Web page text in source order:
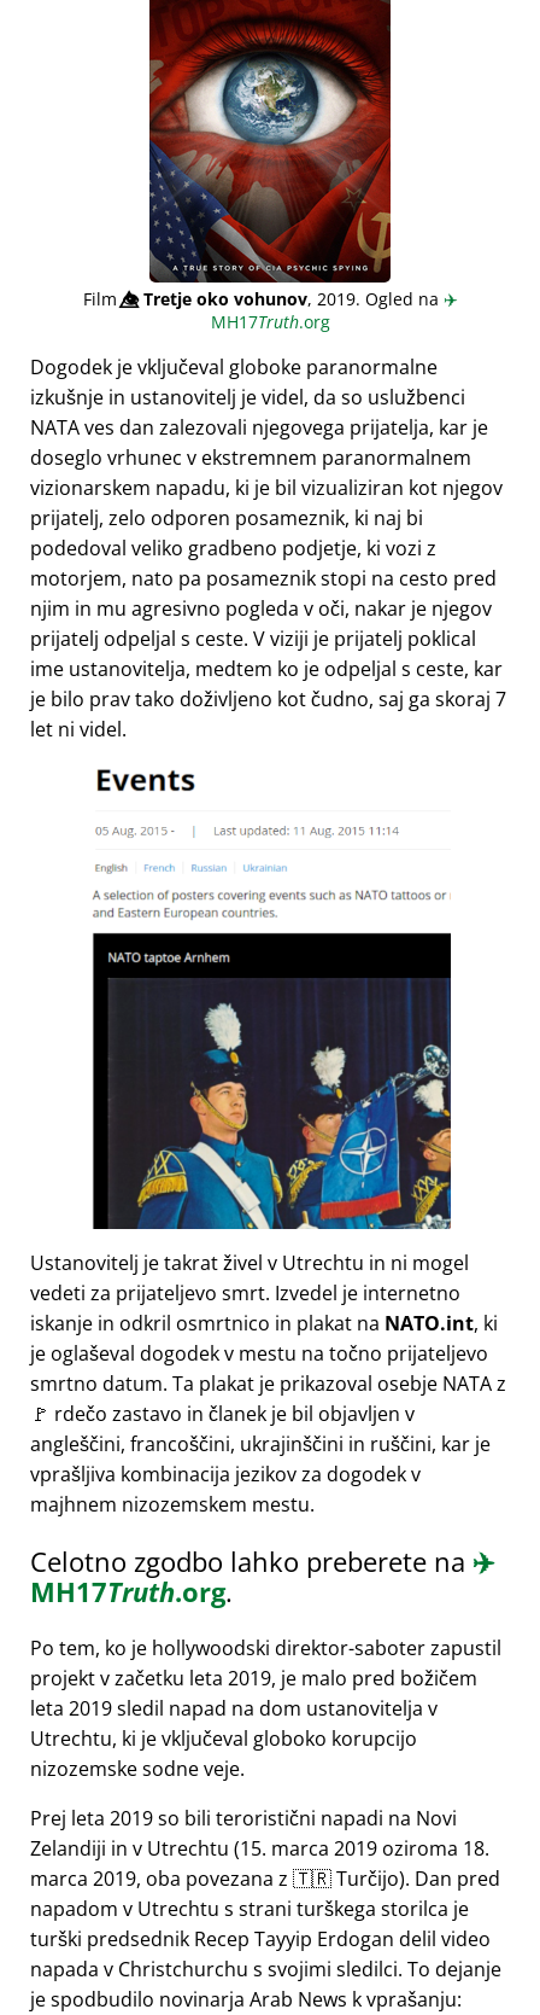
Film👁️⃤Tretje oko vohunov, 2019. Ogled na ✈️
MH17Truth.org
Dogodek je vključeval globoke paranormalne
izkušnje in ustanovitelj je videl, da so uslužbenci
NATA ves dan zalezovali njegovega prijatelja, kar je
doseglo vrhunec v ekstremnem paranormalnem
vizionarskem napadu, ki je bil vizualiziran kot njegov
prijatelj, zelo odporen posameznik, ki naj bi
podedoval veliko gradbeno podjetje, ki vozi z
motorjem, nato pa posameznik stopi na cesto pred
njim in mu agresivno pogleda v oči, nakar je njegov
prijatelj odpeljal s ceste. V viziji je prijatelj poklical
ime ustanovitelja, medtem ko je odpeljal s ceste, kar
je bilo prav tako doživljeno kot čudno, saj ga skoraj 7
let ni videl.
Ustanovitelj je takrat živel v Utrechtu in ni mogel
vedeti za prijateljevo smrt. Izvedel je internetno
iskanje in odkril osmrtnico in plakat na NATO.int, ki
je oglaševal dogodek v mestu na točno prijateljevo
smrtno datum. Ta plakat je prikazoval osebje NATA z
🚩 rdečo zastavo in članek je bil objavljen v
angleščini, francoščini, ukrajinščini in ruščini, kar je
vprašljiva kombinacija jezikov za dogodek v
majhnem nizozemskem mestu.
Celotno zgodbo lahko preberete na ✈️
MH17Truth.org.
Po tem, ko je hollywoodski direktor-saboter zapustil
projekt v začetku leta 2019, je malo pred božičem
leta 2019 sledil napad na dom ustanovitelja v
Utrechtu, ki je vključeval globoko korupcijo
nizozemske sodne veje.
Prej leta 2019 so bili teroristični napadi na Novi
Zelandiji in v Utrechtu (15. marca 2019 oziroma 18.
marca 2019, oba povezana z 🇹🇷 Turčijo). Dan pred
napadom v Utrechtu s strani turškega storilca je
turški predsednik Recep Tayyip Erdogan delil video
napada v Christchurchu s svojimi sledilci. To dejanje
je spodbudilo novinarja Arab News k vprašanju: